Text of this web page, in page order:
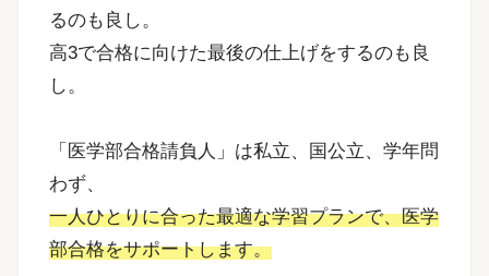
るのも良し。
高3で合格に向けた最後の仕上げをするのも良
し。
「医学部合格請負人」は私立、国公立、学年問
わず、
一人ひとりに合った最適な学習プランで、医学
部合格をサポートします。